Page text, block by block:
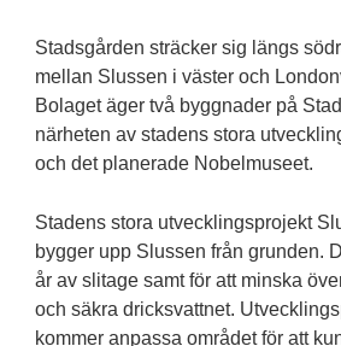
Stadsgården sträcker sig längs
mellan Slussen i väster och
Bolaget äger två byggnader på
närheten av stadens stora
och det planerade Nobelmuseet.
Stadens stora utvecklingsprojekt
bygger upp Slussen från grunden.
år av slitage samt för att minska
och säkra dricksvattnet.
kommer anpassa området för att